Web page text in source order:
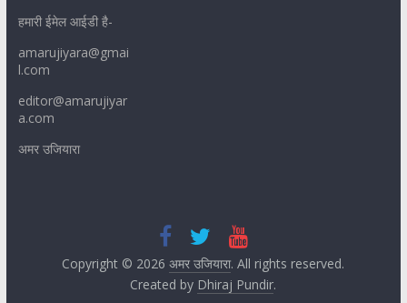
हमारी ईमेल आईडी है-
amarujiyara@gmai
l.com
editor@amarujiyar
a.com
अमर उजियारा
Copyright © 2026अमर उजियारा. All rights reserved.
Created by Dhiraj Pundir.